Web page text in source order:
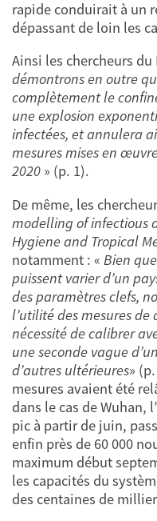
rapide conduirait à un
dépassant de loin les
Ainsi les chercheurs du
démontrons en outre
complètement le
une explosion
infectées, et annulera
mesures mises en
2020 » (p. 1).
De même, les
modelling of infectious
Hygiene and Tropical
notamment : « Bien
puissent varier d’un
des paramètres clefs,
l’utilité des mesures
nécessité de calibrer
une seconde vague
d’autres ultérieures»
mesures avaient été
dans le cas de Wuhan,
pic à partir de juin,
enfin près de 60 000
maximum début
les capacités du
des centaines de